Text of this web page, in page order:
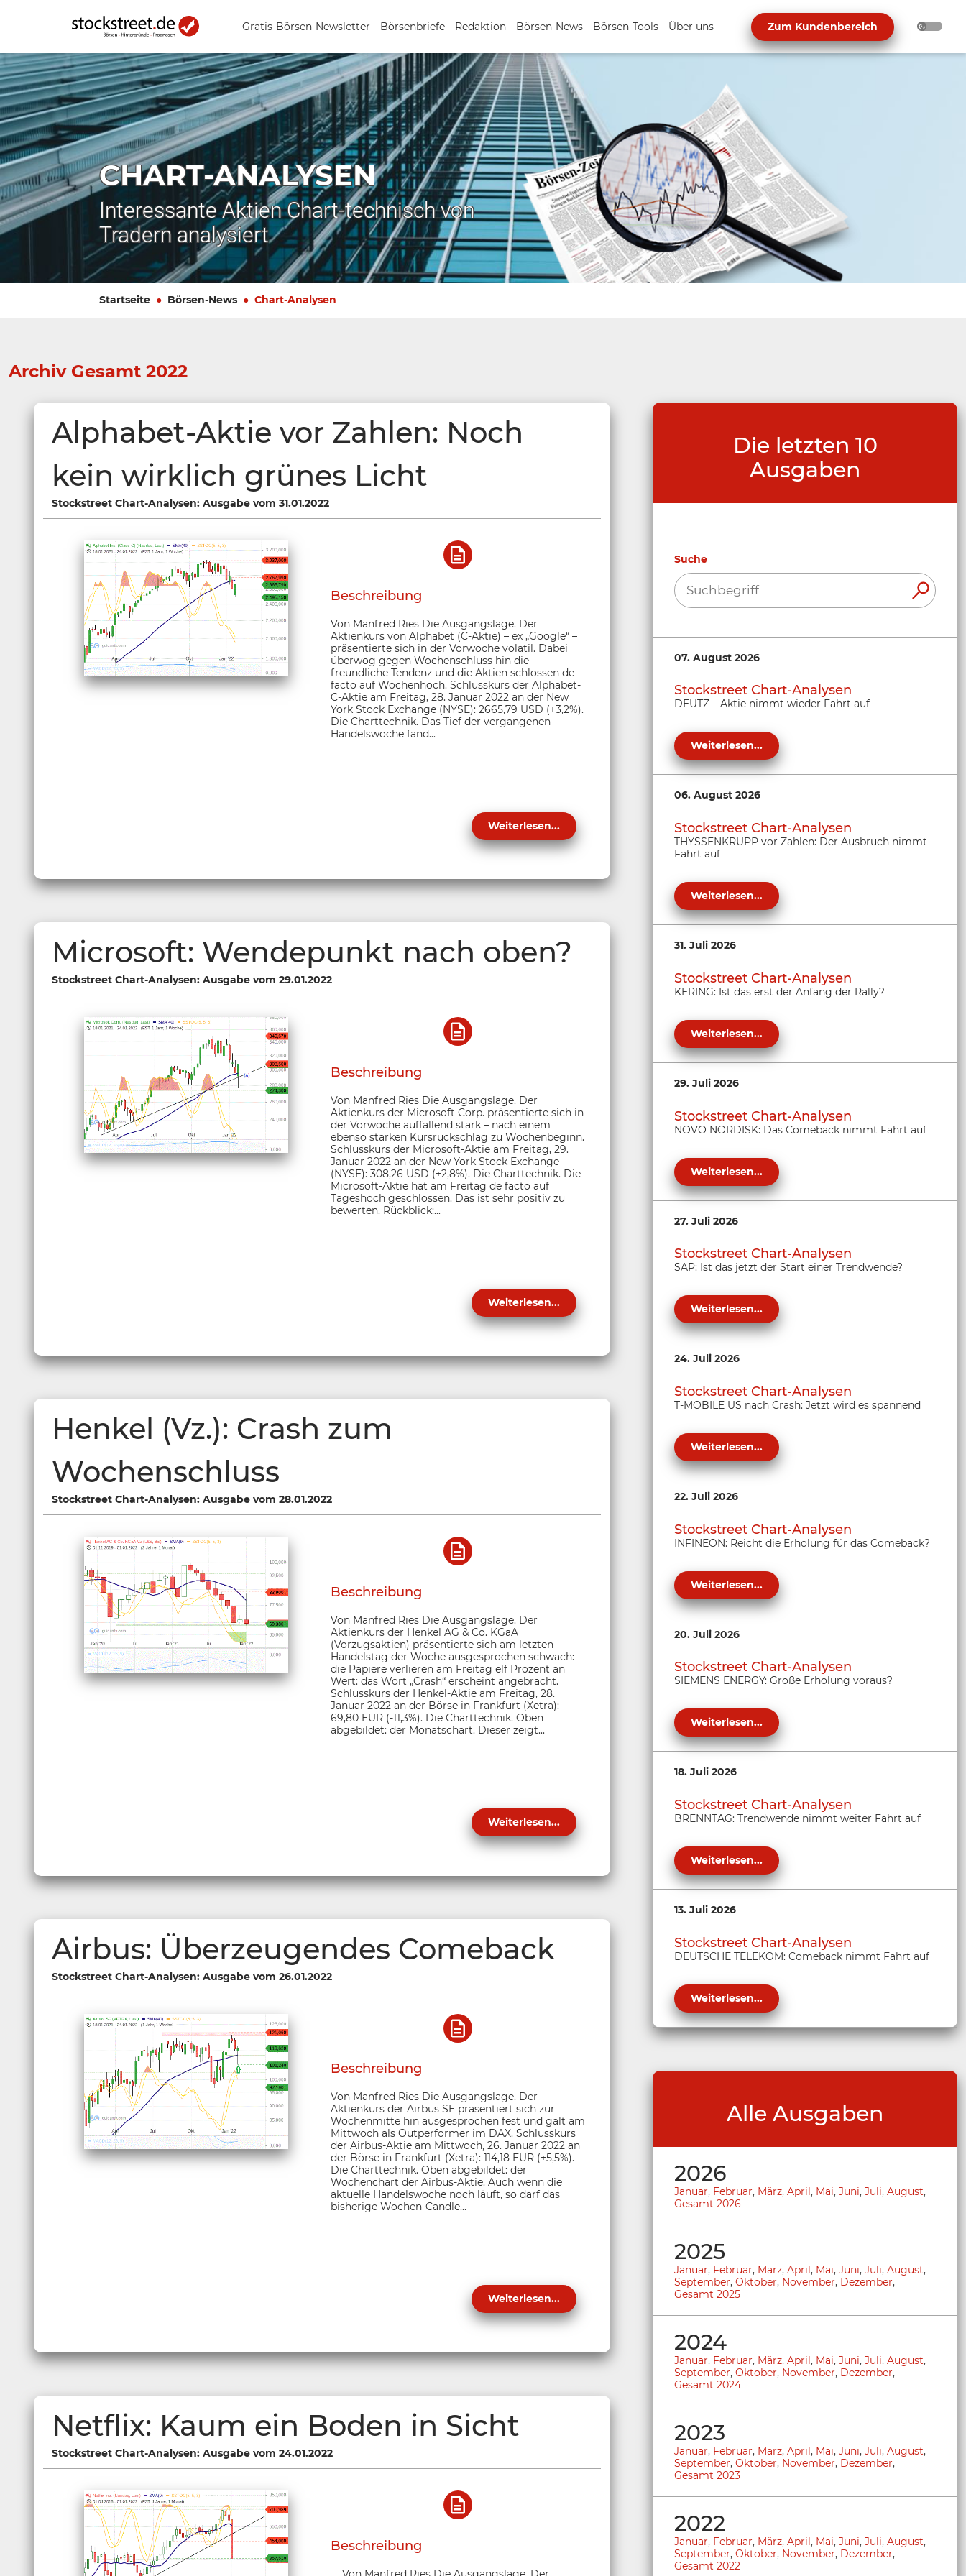
Gratis-Börsen-Newsletter Börsenbriefe Redaktion Börsen-News Börsen-Tools Über uns Zum Kundenbereich
CHART-ANALYSEN
Interessante Aktien Chart-technisch von
Tradern analysiert
Startseite Börsen-News Chart-Analysen
Archiv Gesamt 2022
Alphabet-Aktie vor Zahlen: Noch
kein wirklich grünes Licht
Stockstreet Chart-Analysen: Ausgabe vom 31.01.2022
Beschreibung
Von Manfred Ries Die Ausgangslage. Der
Aktienkurs von Alphabet (C-Aktie) – ex „Google“ –
präsentierte sich in der Vorwoche volatil. Dabei
überwog gegen Wochenschluss hin die
freundliche Tendenz und die Aktien schlossen de
facto auf Wochenhoch. Schlusskurs der Alphabet-
C-Aktie am Freitag, 28. Januar 2022 an der New
York Stock Exchange (NYSE): 2665,79 USD (+3,2%).
Die Charttechnik. Das Tief der vergangenen
Handelswoche fand...
Weiterlesen...
Microsoft: Wendepunkt nach oben?
Stockstreet Chart-Analysen: Ausgabe vom 29.01.2022
Beschreibung
Von Manfred Ries Die Ausgangslage. Der
Aktienkurs der Microsoft Corp. präsentierte sich in
der Vorwoche auffallend stark – nach einem
ebenso starken Kursrückschlag zu Wochenbeginn.
Schlusskurs der Microsoft-Aktie am Freitag, 29.
Januar 2022 an der New York Stock Exchange
(NYSE): 308,26 USD (+2,8%). Die Charttechnik. Die
Microsoft-Aktie hat am Freitag de facto auf
Tageshoch geschlossen. Das ist sehr positiv zu
bewerten. Rückblick:...
Weiterlesen...
Henkel (Vz.): Crash zum
Wochenschluss
Stockstreet Chart-Analysen: Ausgabe vom 28.01.2022
Beschreibung
Von Manfred Ries Die Ausgangslage. Der
Aktienkurs der Henkel AG & Co. KGaA
(Vorzugsaktien) präsentierte sich am letzten
Handelstag der Woche ausgesprochen schwach:
die Papiere verlieren am Freitag elf Prozent an
Wert: das Wort „Crash“ erscheint angebracht.
Schlusskurs der Henkel-Aktie am Freitag, 28.
Januar 2022 an der Börse in Frankfurt (Xetra):
69,80 EUR (-11,3%). Die Charttechnik. Oben
abgebildet: der Monatschart. Dieser zeigt...
Weiterlesen...
Airbus: Überzeugendes Comeback
Stockstreet Chart-Analysen: Ausgabe vom 26.01.2022
Beschreibung
Von Manfred Ries Die Ausgangslage. Der
Aktienkurs der Airbus SE präsentiert sich zur
Wochenmitte hin ausgesprochen fest und galt am
Mittwoch als Outperformer im DAX. Schlusskurs
der Airbus-Aktie am Mittwoch, 26. Januar 2022 an
der Börse in Frankfurt (Xetra): 114,18 EUR (+5,5%).
Die Charttechnik. Oben abgebildet: der
Wochenchart der Airbus-Aktie. Auch wenn die
aktuelle Handelswoche noch läuft, so darf das
bisherige Wochen-Candle...
Weiterlesen...
Netflix: Kaum ein Boden in Sicht
Stockstreet Chart-Analysen: Ausgabe vom 24.01.2022
Beschreibung
Die letzten 10
Ausgaben
Suche
07. August 2026
Stockstreet Chart-Analysen
DEUTZ – Aktie nimmt wieder Fahrt auf
Weiterlesen...
06. August 2026
Stockstreet Chart-Analysen
THYSSENKRUPP vor Zahlen: Der Ausbruch nimmt
Fahrt auf
Weiterlesen...
31. Juli 2026
Stockstreet Chart-Analysen
KERING: Ist das erst der Anfang der Rally?
Weiterlesen...
29. Juli 2026
Stockstreet Chart-Analysen
NOVO NORDISK: Das Comeback nimmt Fahrt auf
Weiterlesen...
27. Juli 2026
Stockstreet Chart-Analysen
SAP: Ist das jetzt der Start einer Trendwende?
Weiterlesen...
24. Juli 2026
Stockstreet Chart-Analysen
T-MOBILE US nach Crash: Jetzt wird es spannend
Weiterlesen...
22. Juli 2026
Stockstreet Chart-Analysen
INFINEON: Reicht die Erholung für das Comeback?
Weiterlesen...
20. Juli 2026
Stockstreet Chart-Analysen
SIEMENS ENERGY: Große Erholung voraus?
Weiterlesen...
18. Juli 2026
Stockstreet Chart-Analysen
BRENNTAG: Trendwende nimmt weiter Fahrt auf
Weiterlesen...
13. Juli 2026
Stockstreet Chart-Analysen
DEUTSCHE TELEKOM: Comeback nimmt Fahrt auf
Weiterlesen...
Alle Ausgaben
2026
Januar, Februar, März, April, Mai, Juni, Juli, August,
Gesamt 2026
2025
Januar, Februar, März, April, Mai, Juni, Juli, August,
September, Oktober, November, Dezember,
Gesamt 2025
2024
Januar, Februar, März, April, Mai, Juni, Juli, August,
September, Oktober, November, Dezember,
Gesamt 2024
2023
Januar, Februar, März, April, Mai, Juni, Juli, August,
September, Oktober, November, Dezember,
Gesamt 2023
2022
Januar, Februar, März, April, Mai, Juni, Juli, August,
September, Oktober, November, Dezember,
Gesamt 2022